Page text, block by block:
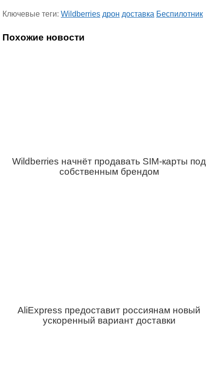
Ключевые теги: Wildberries дрон доставка Беспилотник
Похожие новости
Wildberries начнёт продавать SIM-карты под
собственным брендом
AliExpress предоставит россиянам новый
ускоренный вариант доставки